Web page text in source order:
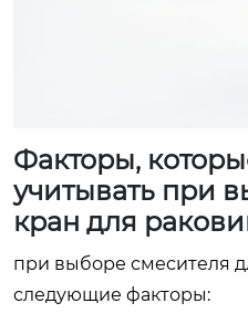
Факторы,
учитывать при
кран для
при выборе смесителя
следующие факторы: